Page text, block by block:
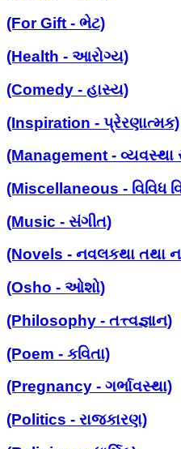
(For Gift - ભેટ)
(Health - આરોગ્ય)
(Comedy - હાસ્ય)
(Inspiration - પ્રેરણાત્મક)
(Management -
(Miscellaneous - વિવિધ
(Music - સંગીત)
(Novels - નવલકથા તથા
(Osho - ઓશો)
(Philosophy - તત્ત્વજ્ઞાન)
(Poem - કવિતા)
(Pregnancy - ગર્ભાવસ્થા)
(Politics - રાજકારણ)